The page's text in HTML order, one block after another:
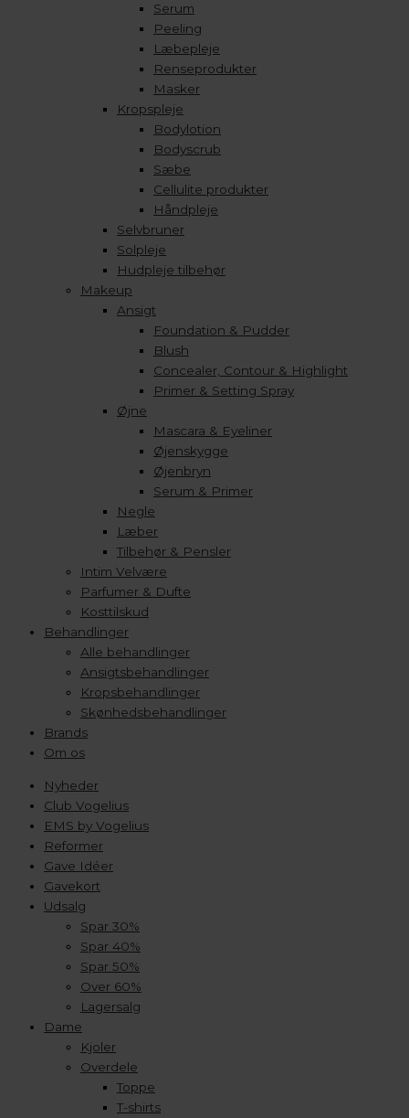
Serum
Peeling
Læbepleje
Renseprodukter
Masker
Kropspleje
Bodylotion
Bodyscrub
Sæbe
Cellulite produkter
Håndpleje
Selvbruner
Solpleje
Hudpleje tilbehør
Makeup
Ansigt
Foundation & Pudder
Blush
Concealer, Contour & Highlight
Primer & Setting Spray
Øjne
Mascara & Eyeliner
Øjenskygge
Øjenbryn
Serum & Primer
Negle
Læber
Tilbehør & Pensler
Intim Velvære
Parfumer & Dufte
Kosttilskud
Behandlinger
Alle behandlinger
Ansigtsbehandlinger
Kropsbehandlinger
Skønhedsbehandlinger
Brands
Om os
Nyheder
Club Vogelius
EMS by Vogelius
Reformer
Gave Idéer
Gavekort
Udsalg
Spar 30%
Spar 40%
Spar 50%
Over 60%
Lagersalg
Dame
Kjoler
Overdele
Toppe
T-shirts